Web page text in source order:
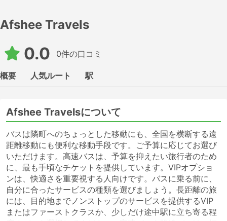
Afshee Travels
0.0 0件の口コミ
概要 人気ルート 駅
Afshee Travelsについて
バスは隣町へのちょっとした移動にも、全国を横断する遠
距離移動にも便利な移動手段です。ご予算に応じてお選び
いただけます。高速バスは、予算を抑えたい旅行者のため
に、最も手頃なチケットを提供しています。VIPオプショ
ンは、快適さを重要視する人向けです。バスに乗る前に、
自分に合ったサービスの種類を選びましょう。長距離の旅
には、目的地までノンストップのサービスを提供するVIP
またはファーストクラスか、少しだけ途中駅に立ち寄る程